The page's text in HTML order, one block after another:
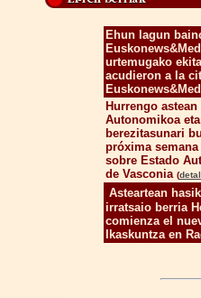
Ehun lagun
urtemugako
acudieron a la
Hurrengo
Autonomikoa
berezitasunari
próxima
sobre Estado
de Vasconia (
Asteartean
irratsaio berria
comienza el
Ikaskuntza en